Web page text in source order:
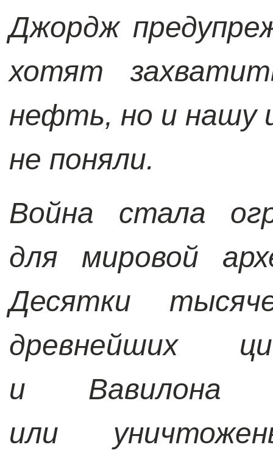
Джордж
хотят
нефть, но и нашу
не поняли.
Война стала
для мировой
Десятки
древнейших
и Вавилона
или